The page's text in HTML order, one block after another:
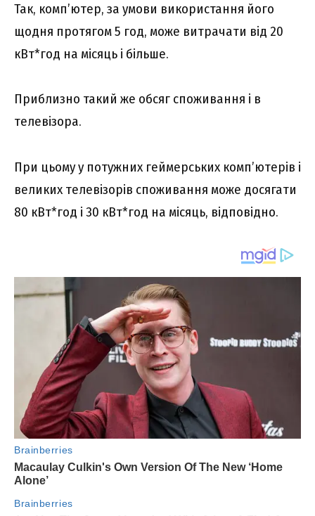
Так, комп’ютер, за умови використання його
щодня протягом 5 год, може витрачати від 20
кВт*год на місяць і більше.
Приблизно такий же обсяг споживання і в
телевізора.
При цьому у потужних геймерських комп’ютерів і
великих телевізорів споживання може досягати
80 кВт*год і 30 кВт*год на місяць, відповідно.